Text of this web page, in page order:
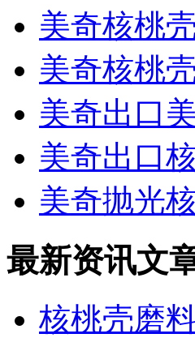
美奇核桃
美奇核桃
美奇出口
美奇出口
美奇抛光
最新资讯文
核桃壳磨